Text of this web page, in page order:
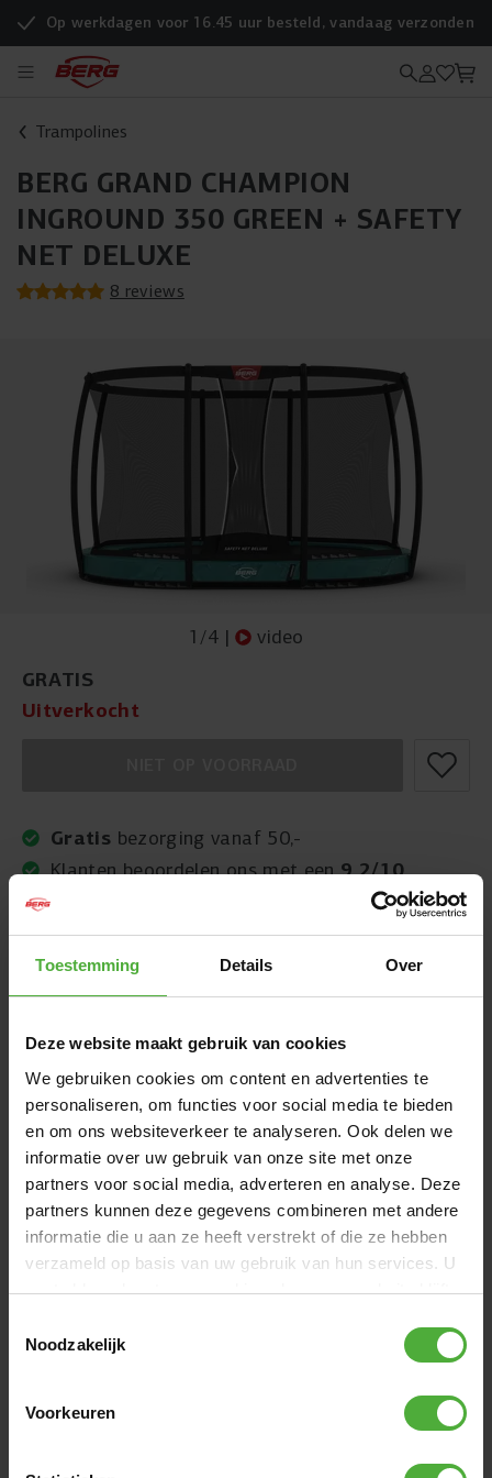
Toestemming Details Over
Deze website maakt gebruik van cookies
We gebruiken cookies om content en advertenties te
personaliseren, om functies voor social media te bieden
en om ons websiteverkeer te analyseren. Ook delen we
informatie over uw gebruik van onze site met onze
partners voor social media, adverteren en analyse. Deze
partners kunnen deze gegevens combineren met andere
informatie die u aan ze heeft verstrekt of die ze hebben
verzameld op basis van uw gebruik van hun services. U
gaat akkoord met onze cookies als u onze website blijft
Noodzakelijk
Voorkeuren
Op werkdagen voor 16.45 uur besteld, vandaag verzonden
Trampolines
BERG GRAND CHAMPION
INGROUND 350 GREEN + SAFETY
NET DELUXE
8 reviews
1 /4 | video
AFMETINGEN EN DETAILS
Product naam
BERG Grand Champion
Net Deluxe
Artikelnummer 30.33.73.72
Kleur
Hoogte InGround
Afmeting Ovaal - 350 x 250 cm
Bekijk alle afmetingen en details
GRATIS
Uitverkocht
Gratis bezorging vanaf 50,-
Klanten beoordelen ons met een9,2/10